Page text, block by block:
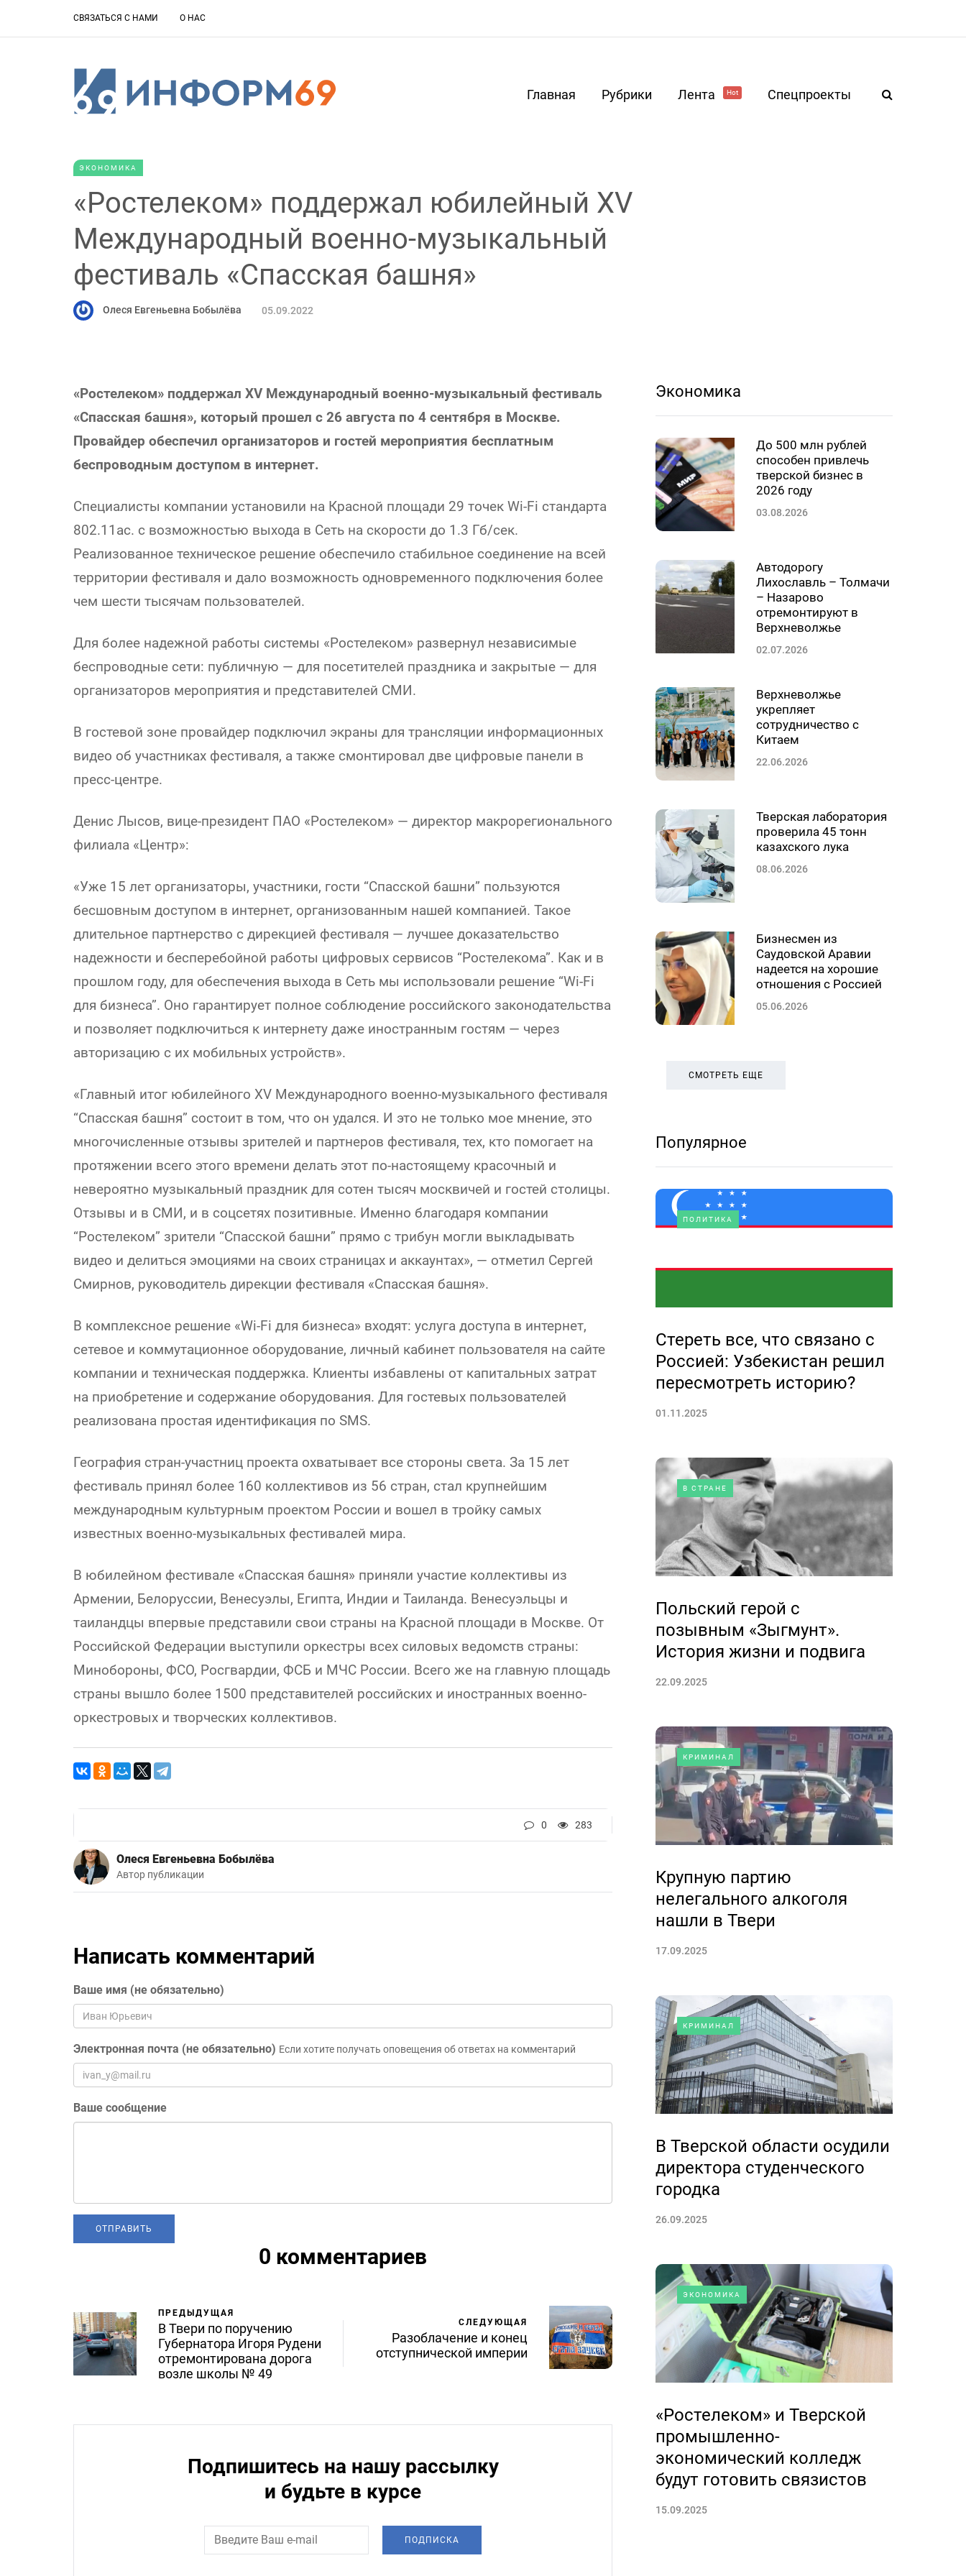
СВЯЗАТЬСЯ С НАМИ О НАС
Главная Рубрики Лента Hot Спецпроекты
ЭКОНОМИКА
«Ростелеком» поддержал юбилейный XV
Международный военно-музыкальный
фестиваль «Спасская башня»
Олеся Евгеньевна Бобылёва 05.09.2022
«Ростелеком» поддержал XV Международный военно-музыкальный фестиваль
«Спасская башня», который прошел с 26 августа по 4 сентября в Москве.
Провайдер обеспечил организаторов и гостей мероприятия бесплатным
беспроводным доступом в интернет.
Специалисты компании установили на Красной площади 29 точек Wi-Fi стандарта
802.11ac. с возможностью выхода в Cеть на скорости до 1.3 Гб/сек.
Реализованное техническое решение обеспечило стабильное соединение на всей
территории фестиваля и дало возможность одновременного подключения более
чем шести тысячам пользователей.
Для более надежной работы системы «Ростелеком» развернул независимые
беспроводные сети: публичную — для посетителей праздника и закрытые — для
организаторов мероприятия и представителей СМИ.
В гостевой зоне провайдер подключил экраны для трансляции информационных
видео об участниках фестиваля, а также смонтировал две цифровые панели в
пресс-центре.
Денис Лысов, вице-президент ПАО «Ростелеком» — директор макрорегионального
филиала «Центр»:
«Уже 15 лет организаторы, участники, гости “Спасской башни” пользуются
бесшовным доступом в интернет, организованным нашей компанией. Такое
длительное партнерство с дирекцией фестиваля — лучшее доказательство
надежности и бесперебойной работы цифровых сервисов “Ростелекома”. Как и в
прошлом году, для обеспечения выхода в Сеть мы использовали решение “Wi-Fi
для бизнеса”. Оно гарантирует полное соблюдение российского законодательства
и позволяет подключиться к интернету даже иностранным гостям — через
авторизацию с их мобильных устройств».
«Главный итог юбилейного XV Международного военно-музыкального фестиваля
“Спасская башня” состоит в том, что он удался. И это не только мое мнение, это
многочисленные отзывы зрителей и партнеров фестиваля, тех, кто помогает на
протяжении всего этого времени делать этот по-настоящему красочный и
невероятно музыкальный праздник для сотен тысяч москвичей и гостей столицы.
Отзывы и в СМИ, и в соцсетях позитивные. Именно благодаря компании
“Ростелеком” зрители “Спасской башни” прямо с трибун могли выкладывать
видео и делиться эмоциями на своих страницах и аккаунтах», — отметил Сергей
Смирнов, руководитель дирекции фестиваля «Спасская башня».
В комплексное решение «Wi-Fi для бизнеса» входят: услуга доступа в интернет,
сетевое и коммутационное оборудование, личный кабинет пользователя на сайте
компании и техническая поддержка. Клиенты избавлены от капитальных затрат
на приобретение и содержание оборудования. Для гостевых пользователей
реализована простая идентификация по SMS.
География стран-участниц проекта охватывает все стороны света. За 15 лет
фестиваль принял более 160 коллективов из 56 стран, стал крупнейшим
международным культурным проектом России и вошел в тройку самых
известных военно-музыкальных фестивалей мира.
В юбилейном фестивале «Спасская башня» приняли участие коллективы из
Армении, Белоруссии, Венесуэлы, Египта, Индии и Таиланда. Венесуэльцы и
таиландцы впервые представили свои страны на Красной площади в Москве. От
Российской Федерации выступили оркестры всех силовых ведомств страны:
Минобороны, ФСО, Росгвардии, ФСБ и МЧС России. Всего же на главную площадь
страны вышло более 1500 представителей российских и иностранных военно-
оркестровых и творческих коллективов.
0 283
Олеся Евгеньевна Бобылёва
Автор публикации
Написать комментарий
Ваше имя (не обязательно)
Электронная почта (не обязательно) Если хотите получать оповещения об ответах на комментарий
Ваше сообщение
0 комментариев
ПРЕДЫДУЩАЯ
В Твери по поручению
Губернатора Игоря Рудени
отремонтирована дорога
возле школы № 49
СЛЕДУЮЩАЯ
Разоблачение и конец
отступнической империи
Подпишитесь на нашу рассылку
и будьте в курсе
ПОДПИСКА
Экономика
До 500 млн рублей
способен привлечь
тверской бизнес в
2026 году
03.08.2026
Автодорогу
Лихославль – Толмачи
– Назарово
отремонтируют в
Верхневолжье
02.07.2026
Верхневолжье
укрепляет
сотрудничество с
Китаем
22.06.2026
Тверская лаборатория
проверила 45 тонн
казахского лука
08.06.2026
Бизнесмен из
Саудовской Аравии
надеется на хорошие
отношения с Россией
05.06.2026
СМОТРЕТЬ ЕЩЕ
Популярное
ПОЛИТИКА
Стереть все, что связано с
Россией: Узбекистан решил
пересмотреть историю?
01.11.2025
В СТРАНЕ
Польский герой с
позывным «Зыгмунт».
История жизни и подвига
22.09.2025
КРИМИНАЛ
Крупную партию
нелегального алкоголя
нашли в Твери
17.09.2025
КРИМИНАЛ
В Тверской области осудили
директора студенческого
городка
26.09.2025
ЭКОНОМИКА
«Ростелеком» и Тверской
промышленно-
экономический колледж
будут готовить связистов
15.09.2025